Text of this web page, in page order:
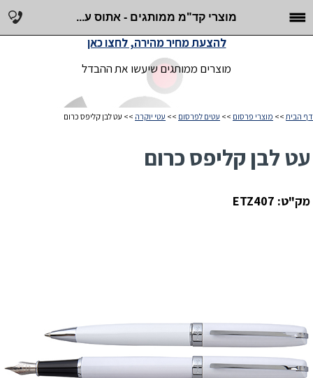
מוצרי קד"מ ממותגים - אתוס ע...
מוצרים ממותגים שיעשו את ההבדל
להצעת מחיר מהירה, לחצו כאן
דף הבית >> מוצרי פרסום >> עטים לפרסום >> עטי יוקרה >> עט לבן קליפס כרום
עט לבן קליפס כרום
מק"ט: ETZ407